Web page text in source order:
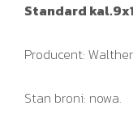
Standard
Producent:
Stan broni: nowa.